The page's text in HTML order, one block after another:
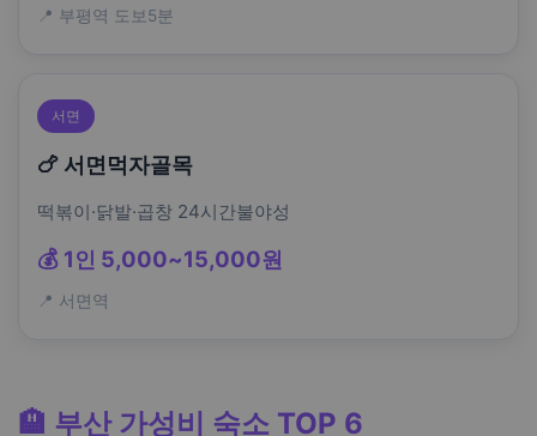
📍 부평역 도보5분
서면
🍗 서면먹자골목
떡볶이·닭발·곱창 24시간불야성
💰 1인 5,000~15,000원
📍 서면역
🏨 부산 가성비 숙소 TOP 6